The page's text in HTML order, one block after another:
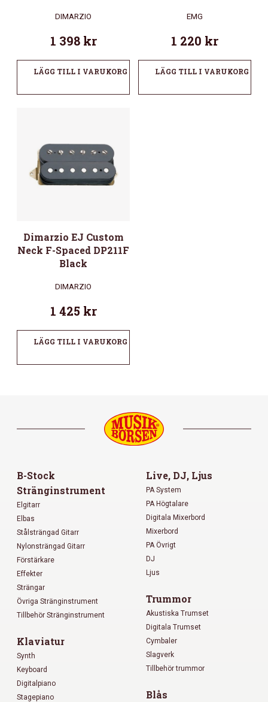
DIMARZIO
1 398 kr
LÄGG TILL I VARUKORG
EMG
1 220 kr
LÄGG TILL I VARUKORG
Dimarzio EJ Custom
Neck F-Spaced DP211F
Black
DIMARZIO
1 425 kr
LÄGG TILL I VARUKORG
B-Stock
Stränginstrument
Elgitarr
Elbas
Stålsträngad Gitarr
Nylonsträngad Gitarr
Förstärkare
Effekter
Strängar
Övriga Stränginstrument
Tillbehör Stränginstrument
Klaviatur
Synth
Keyboard
Digitalpiano
Stagepiano
Live, DJ, Ljus
PA System
PA Högtalare
Digitala Mixerbord
Mixerbord
PA Övrigt
DJ
Ljus
Trummor
Akustiska Trumset
Digitala Trumset
Cymbaler
Slagverk
Tillbehör trummor
Blås